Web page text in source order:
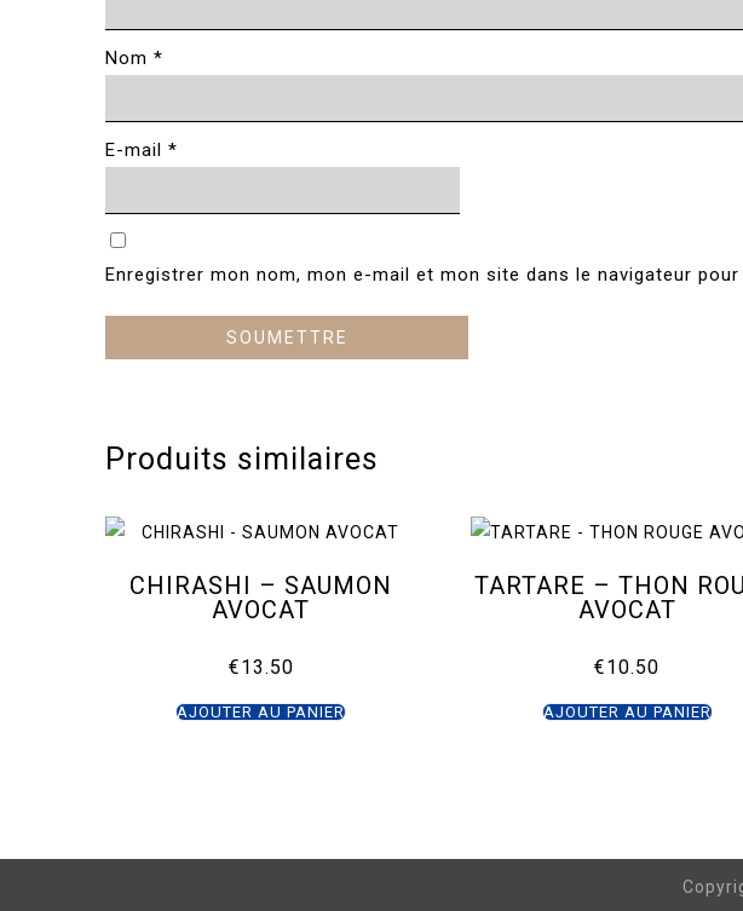
Nom *
E-mail *
Enregistrer mon nom, mon e-mail et mon site dans le navigateur
Produits similaires
CHIRASHI – SAUMON
AVOCAT
€13.50
AJOUTER AU PANIER
TARTARE – THON
AVOCAT
€10.50
AJOUTER AU PANIER